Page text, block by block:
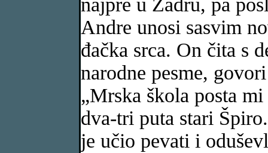
najpre u Zadru, pa
Andre unosi sasvim
đačka srca. On čita s
narodne pesme,
„Mrska škola posta
dva-tri puta stari
je učio pevati i